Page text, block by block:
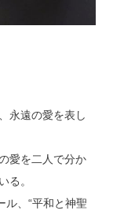
永遠の愛を表し
愛を二人で分か
る。
ル、“平和と神聖